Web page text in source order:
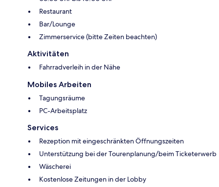
Restaurant
Bar/Lounge
Zimmerservice (bitte Zeiten beachten)
Aktivitäten
Fahrradverleih in der Nähe
Mobiles Arbeiten
Tagungsräume
PC-Arbeitsplatz
Services
Rezeption mit eingeschränkten Öffnungszeiten
Unterstützung bei der Tourenplanung/beim Ticketerwerb
Wäscherei
Kostenlose Zeitungen in der Lobby